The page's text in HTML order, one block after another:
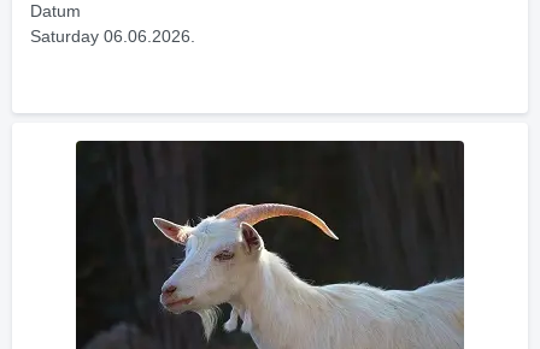
Datum
Saturday 06.06.2026.